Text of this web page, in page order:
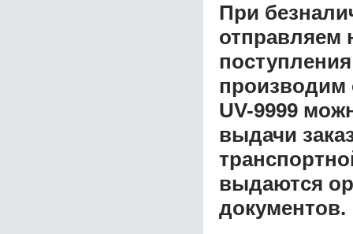
При
отправляем
производим
UV-9999
выдачи
выдаются
документов.